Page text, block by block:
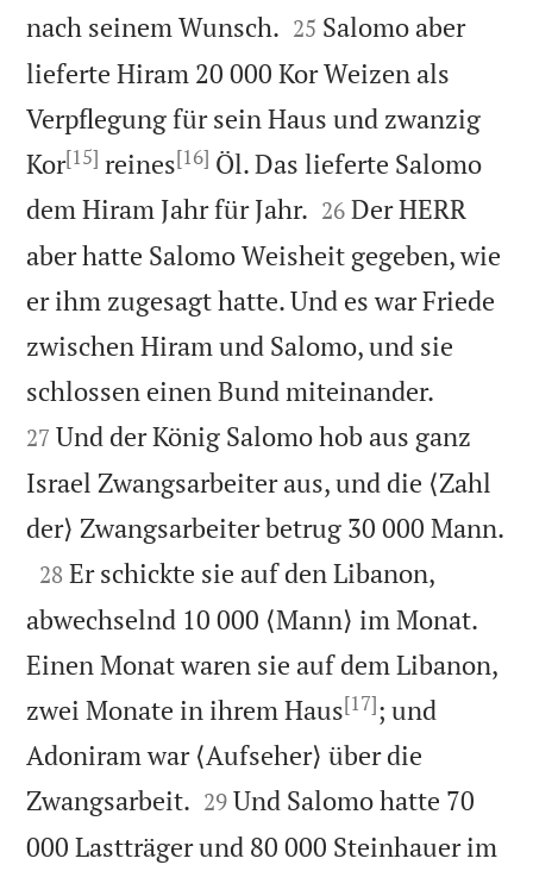
nach seinem Wunsch. 

25 Salomo aber
lieferte Hiram 20 000 Kor Weizen als
Verpflegung für sein Haus und zwanzig
Kor[15] reines[16] Öl. Das lieferte Salomo
dem Hiram Jahr für Jahr. 

26 Der HERR
aber hatte Salomo Weisheit gegeben, wie
er ihm zugesagt hatte. Und es war Friede
zwischen Hiram und Salomo, und sie
schlossen einen Bund miteinander.
27 Und der König Salomo hob aus ganz
Israel Zwangsarbeiter aus, und die ⟨Zahl
der⟩ Zwangsarbeiter betrug 30 000 Mann.

28 Er schickte sie auf den Libanon,
abwechselnd 10 000 ⟨Mann⟩ im Monat.
Einen Monat waren sie auf dem Libanon,
zwei Monate in ihrem Haus[17]; und
Adoniram war ⟨Aufseher⟩ über die
Zwangsarbeit. 

29 Und Salomo hatte 70
000 Lastträger und 80 000 Steinhauer im